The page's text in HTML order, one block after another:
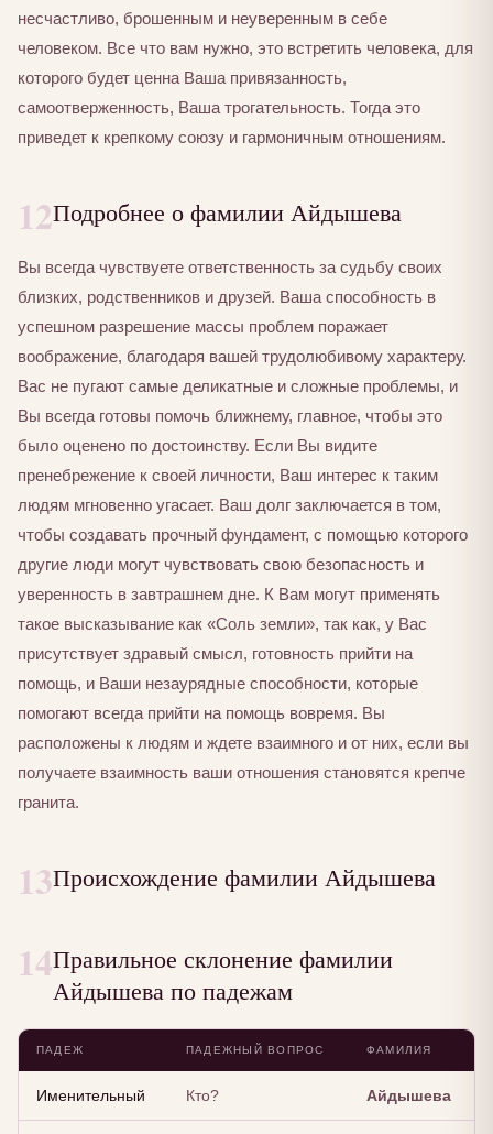
несчастливо, брошенным и неуверенным в себе
человеком. Все что вам нужно, это встретить человека, для
которого будет ценна Ваша привязанность,
самоотверженность, Ваша трогательность. Тогда это
приведет к крепкому союзу и гармоничным отношениям.
12Подробнее о фамилии Айдышева
Вы всегда чувствуете ответственность за судьбу своих
близких, родственников и друзей. Ваша способность в
успешном разрешение массы проблем поражает
воображение, благодаря вашей трудолюбивому характеру.
Вас не пугают самые деликатные и сложные проблемы, и
Вы всегда готовы помочь ближнему, главное, чтобы это
было оценено по достоинству. Если Вы видите
пренебрежение к своей личности, Ваш интерес к таким
людям мгновенно угасает. Ваш долг заключается в том,
чтобы создавать прочный фундамент, с помощью которого
другие люди могут чувствовать свою безопасность и
уверенность в завтрашнем дне. К Вам могут применять
такое высказывание как «Соль земли», так как, у Вас
присутствует здравый смысл, готовность прийти на
помощь, и Ваши незаурядные способности, которые
помогают всегда прийти на помощь вовремя. Вы
расположены к людям и ждете взаимного и от них, если вы
получаете взаимность ваши отношения становятся крепче
гранита.
13Происхождение фамилии Айдышева
14Правильное склонение фамилии
Айдышева по падежам
ПАДЕЖ ПАДЕЖНЫЙ ВОПРОС ФАМИЛИЯ
Именительный Кто? Айдышева